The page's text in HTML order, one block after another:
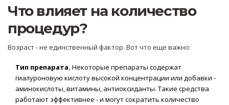
Что влияет на количество
процедур?
Возраст - не единственный фактор. Вот что еще важно:
Тип препарата. Некоторые препараты содержат
гиалуроновую кислоту высокой концентрации или добавки -
аминокислоты, витамины, антиоксиданты. Такие средства
работают эффективнее - и могут сократить количество